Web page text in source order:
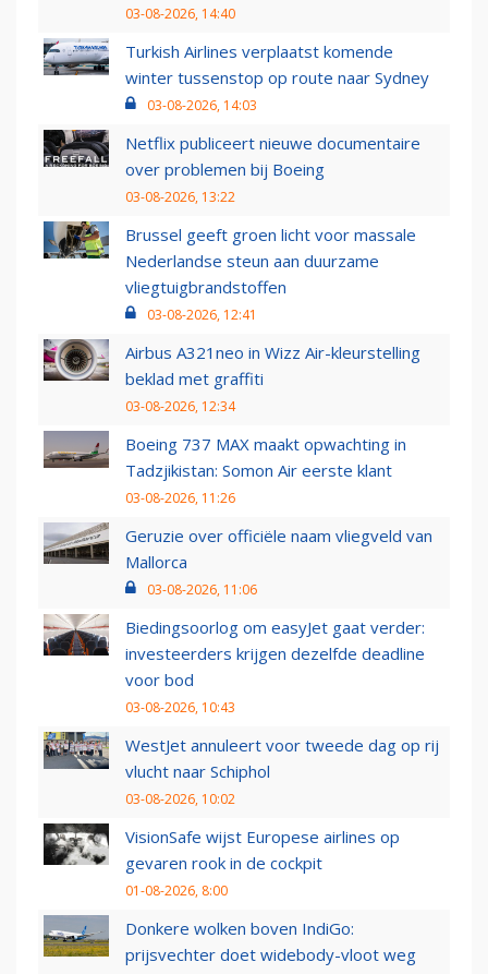
03-08-2026, 14:40
Turkish Airlines verplaatst komende
winter tussenstop op route naar Sydney
03-08-2026, 14:03
Netflix publiceert nieuwe documentaire
over problemen bij Boeing
03-08-2026, 13:22
Brussel geeft groen licht voor massale
Nederlandse steun aan duurzame
vliegtuigbrandstoffen
03-08-2026, 12:41
Airbus A321neo in Wizz Air-kleurstelling
beklad met graffiti
03-08-2026, 12:34
Boeing 737 MAX maakt opwachting in
Tadzjikistan: Somon Air eerste klant
03-08-2026, 11:26
Geruzie over officiële naam vliegveld van
Mallorca
03-08-2026, 11:06
Biedingsoorlog om easyJet gaat verder:
investeerders krijgen dezelfde deadline
voor bod
03-08-2026, 10:43
WestJet annuleert voor tweede dag op rij
vlucht naar Schiphol
03-08-2026, 10:02
VisionSafe wijst Europese airlines op
gevaren rook in de cockpit
01-08-2026, 8:00
Donkere wolken boven IndiGo:
prijsvechter doet widebody-vloot weg